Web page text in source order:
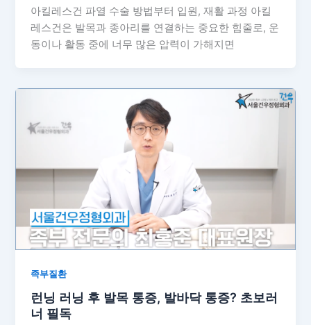
아킬레스건 파열 수술 방법부터 입원, 재활 과정 아킬
레스건은 발목과 종아리를 연결하는 중요한 힘줄로, 운
동이나 활동 중에 너무 많은 압력이 가해지면
족부질환
런닝 러닝 후 발목 통증, 발바닥 통증? 초보러
너 필독